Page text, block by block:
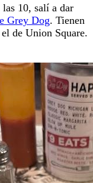
10, salí a dar
Grey Dog. Tienen
de Union Square.